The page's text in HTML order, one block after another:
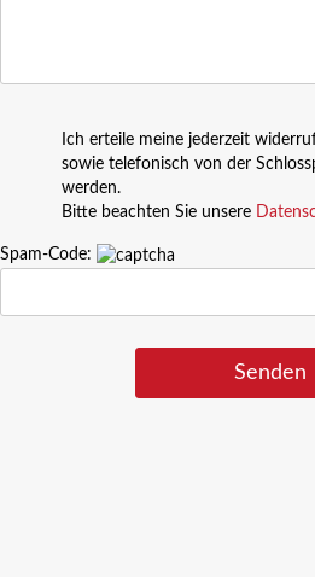
Ich erteile meine jederzeit
sowie telefonisch von der
werden.
Bitte beachten Sie unsere
Spam-Code: